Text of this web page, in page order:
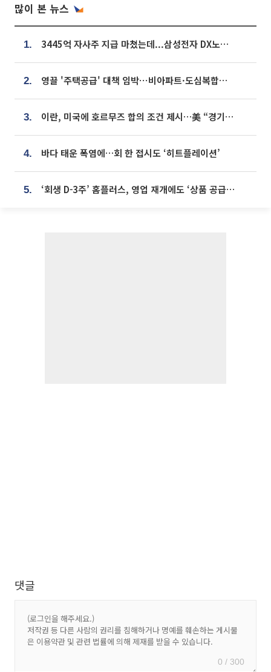
많이 본 뉴스
1. 3445억 자사주 지급 마쳤는데...삼성전자 DX노조, 뒤늦은 '떼쓰기 집회'
2. 영끌 '주택공급' 대책 임박⋯비아파트·도심복합까지 총동원
3. 이란, 미국에 호르무즈 합의 조건 제시…美 “경기 아직 안 끝나” [종합]
4. 바다 태운 폭염에…회 한 접시도 ‘히트플레이션’
5. ‘회생 D-3주’ 홈플러스, 영업 재개에도 ‘상품 공급망’ 복구가 생존 관건
댓글
0 / 300